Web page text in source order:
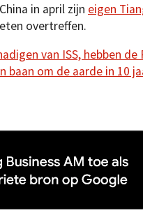
in april zijn eigen
overtreffen.
van ISS, hebben
baan om de aarde in 10